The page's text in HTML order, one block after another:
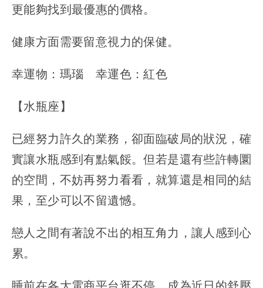
更能夠找到最優惠的價格。
健康方面需要留意視力的保健。
幸運物：瑪瑙 幸運色：紅色
【水瓶座】
已經努力許久的業務，卻面臨破局的狀況，確
實讓水瓶感到有點氣餒。但若是還有些許轉圜
的空間，不妨再努力看看，就算還是相同的結
果，至少可以不留遺憾。
戀人之間有著說不出的相互角力，讓人感到心
累。